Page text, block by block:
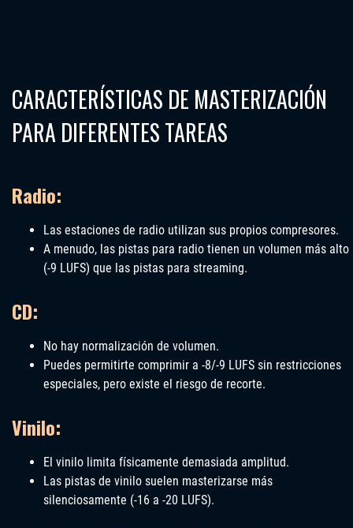
CARACTERÍSTICAS DE MASTERIZACIÓN
PARA DIFERENTES TAREAS
Radio:
Las estaciones de radio utilizan sus propios compresores.
A menudo, las pistas para radio tienen un volumen más alto
(-9 LUFS) que las pistas para streaming.
CD:
No hay normalización de volumen.
Puedes permitirte comprimir a -8/-9 LUFS sin restricciones
especiales, pero existe el riesgo de recorte.
Vinilo:
El vinilo limita físicamente demasiada amplitud.
Las pistas de vinilo suelen masterizarse más
silenciosamente (-16 a -20 LUFS).